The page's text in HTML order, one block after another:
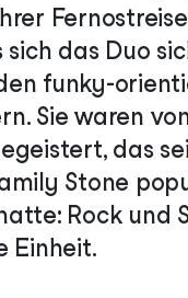
sich das Duo
funky-
Sie waren
das
Stone
Rock und
Einheit.